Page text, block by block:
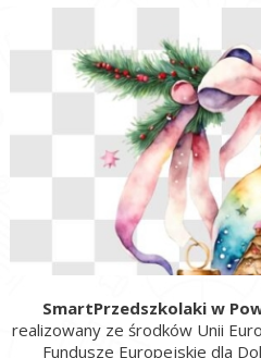
SmartPrzedszkolaki w
realizowany ze środków Unii
Fundusze Europejskie dla